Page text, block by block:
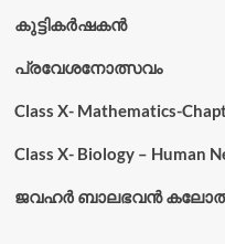
കുട്ടികര്‍ഷകന്‍
പ്രവേശനോത്സവം
Class X- Mathematics-
Class X- Biology – Human
ജവഹർ ബാലഭവൻ